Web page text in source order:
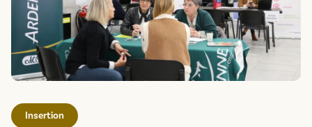
Insertion